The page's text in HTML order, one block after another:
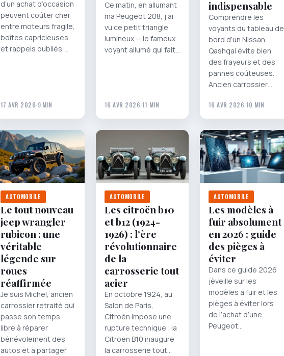
d’un achat d’occasion
peuvent coûter cher :
entre moteurs fragile,
boîtes capricieuses
et rappels oubliés,…
17 AVR 2026·9 MIN
Ce matin, en allumant
ma Peugeot 208, j’ai
vu ce petit triangle
lumineux — le fameux
voyant allumé qui fait…
16 AVR 2026·11 MIN
indispensable
Comprendre les
voyants du tableau de
bord d’un Nissan
Qashqai évite bien
des frayeurs et des
pannes coûteuses.
Ancien carrossier…
16 AVR 2026·10 MIN
AUTOMOBILE
Le tout nouveau
jeep wrangler
rubicon : une
véritable
légende sur
roues
réaffirmée
Je suis Michel, ancien
carrossier retraité qui
passe son temps
libre à réparer
bénévolement des
autos et à partager
AUTOMOBILE
Les citroën b10
et b12 (1924-
1926) : l’ère
révolutionnaire
de la
carrosserie tout
acier
En octobre 1924, au
Salon de Paris,
Citroën impose une
rupture technique : la
Citroën B10 inaugure
la carrosserie tout…
AUTOMOBILE
Les modèles à
fuir absolument
en 2026 : guide
des pièges à
éviter
Dans ce guide 2026
jèveille sur les
modèles à fuir et les
pièges à éviter lors
de l’achat d’une
Peugeot…